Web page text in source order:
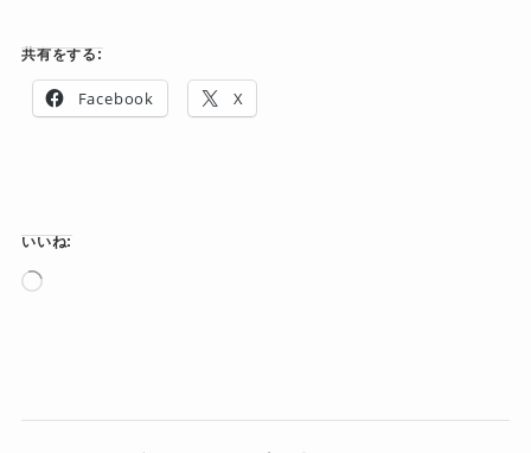
共有をする:
Facebook X
いいね:
読